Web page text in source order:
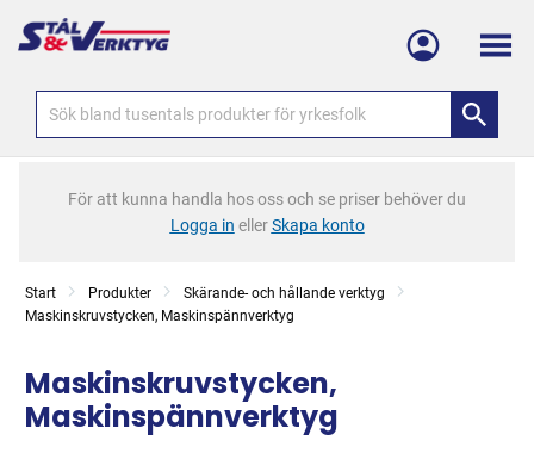
Meny
För att kunna handla hos oss och se priser behöver du
Logga in ellerSkapa konto
Start Produkter
Skärande- och hållande verktyg
Maskinskruvstycken, Maskinspännverktyg
Maskinskruvstycken,
Maskinspännverktyg